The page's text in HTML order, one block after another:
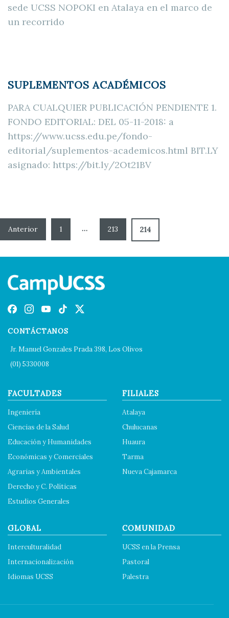
sede UCSS NOPOKI en Atalaya en el marco de
un recorrido
SUPLEMENTOS ACADÉMICOS
PARA CUALQUIER PUBLICACIÓN PENDIENTE 1.
FONDO EDITORIAL: DEL 05-11-2018: a
https://www.ucss.edu.pe/fondo-
editorial/suplementos-academicos.html BIT.LY
asignado: https://bit.ly/2Ot21BV
1 … 213 214
CONTÁCTANOS
Jr. Manuel Gonzales Prada 398, Los Olivos
(01) 5330008
FACULTADES
Ingeniería
Ciencias de la Salud
Educación y Humanidades
Económicas y Comerciales
Agrarias y Ambientales
Derecho y C. Políticas
Estudios Generales
FILIALES
Atalaya
Chulucanas
Huaura
Tarma
Nueva Cajamarca
GLOBAL
Interculturalidad
Internacionalización
Idiomas UCSS
COMUNIDAD
UCSS en la Prensa
Pastoral
Palestra